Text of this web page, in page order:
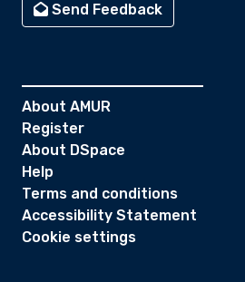
Send Feedback
About AMUR
Register
About DSpace
Help
Terms and conditions
Accessibility Statement
Cookie settings